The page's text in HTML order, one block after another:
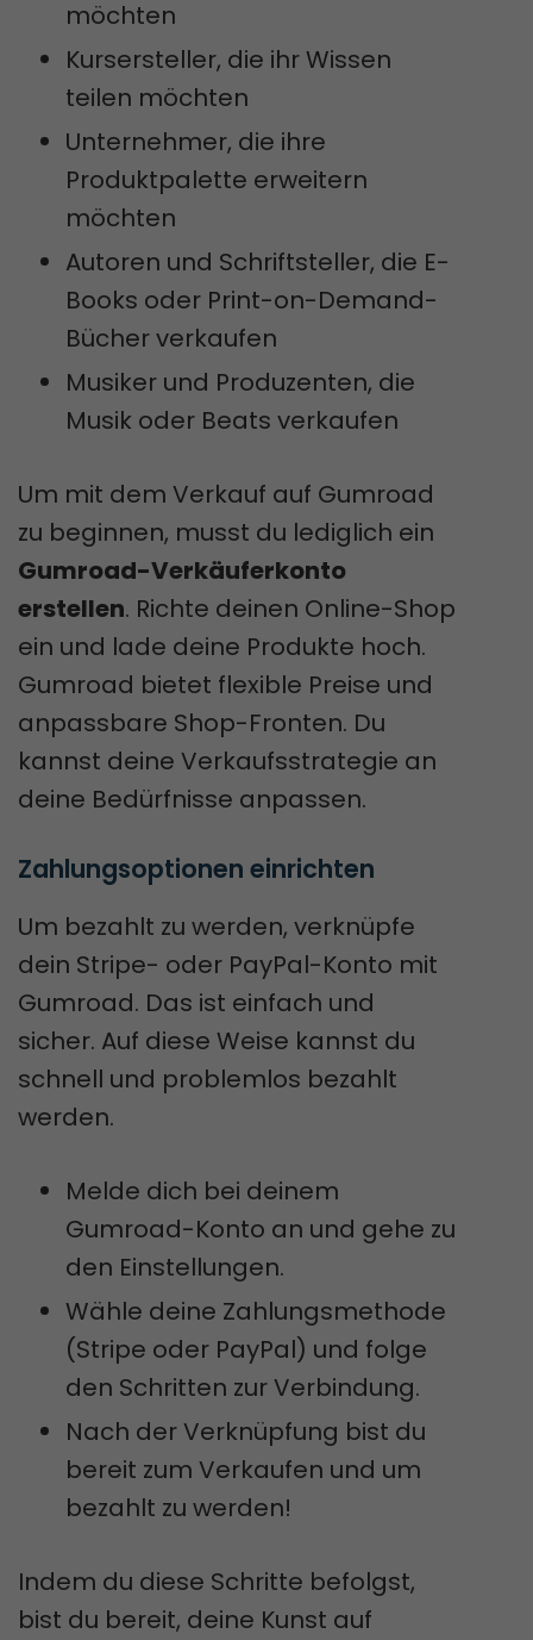
möchten
Kursersteller, die ihr Wissen
teilen möchten
Unternehmer, die ihre
Produktpalette erweitern
möchten
Autoren und Schriftsteller, die E-
Books oder Print-on-Demand-
Bücher verkaufen
Musiker und Produzenten, die
Musik oder Beats verkaufen
Um mit dem Verkauf auf Gumroad
zu beginnen, musst du lediglich ein
Gumroad-Verkäuferkonto
erstellen. Richte deinen Online-Shop
ein und lade deine Produkte hoch.
Gumroad bietet flexible Preise und
anpassbare Shop-Fronten. Du
kannst deine Verkaufsstrategie an
deine Bedürfnisse anpassen.
Zahlungsoptionen einrichten
Um bezahlt zu werden, verknüpfe
dein Stripe- oder PayPal-Konto mit
Gumroad. Das ist einfach und
sicher. Auf diese Weise kannst du
schnell und problemlos bezahlt
werden.
Melde dich bei deinem
Gumroad-Konto an und gehe zu
den Einstellungen.
Wähle deine Zahlungsmethode
(Stripe oder PayPal) und folge
den Schritten zur Verbindung.
Nach der Verknüpfung bist du
bereit zum Verkaufen und um
bezahlt zu werden!
Indem du diese Schritte befolgst,
bist du bereit, deine Kunst auf